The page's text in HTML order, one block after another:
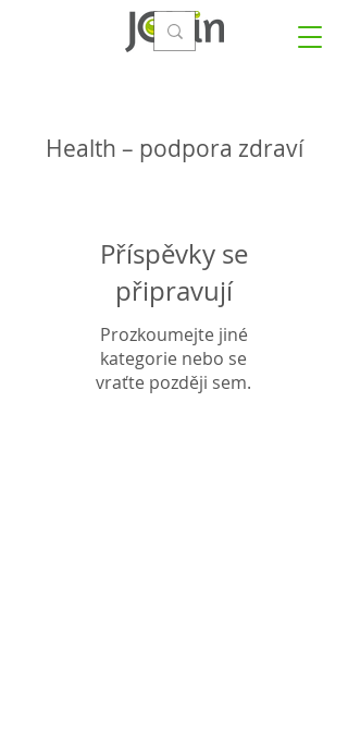
Health – podpora zdraví
Příspěvky se
připravují
Prozkoumejte jiné
kategorie nebo se
vraťte později sem.